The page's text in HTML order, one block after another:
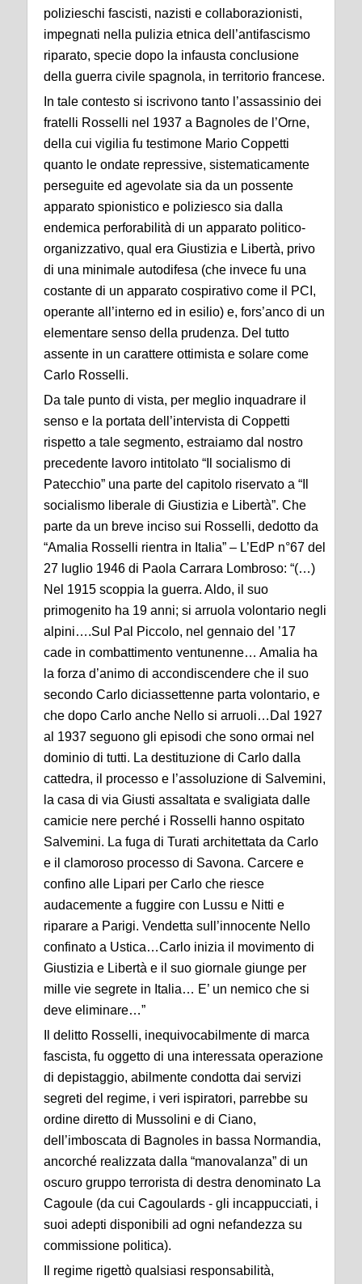
polizieschi fascisti, nazisti e collaborazionisti,
impegnati nella pulizia etnica dell’antifascismo
riparato, specie dopo la infausta conclusione
della guerra civile spagnola, in territorio francese.
In tale contesto si iscrivono tanto l’assassinio dei
fratelli Rosselli nel 1937 a Bagnoles de l’Orne,
della cui vigilia fu testimone Mario Coppetti
quanto le ondate repressive, sistematicamente
perseguite ed agevolate sia da un possente
apparato spionistico e poliziesco sia dalla
endemica perforabilità di un apparato politico-
organizzativo, qual era Giustizia e Libertà, privo
di una minimale autodifesa (che invece fu una
costante di un apparato cospirativo come il PCI,
operante all’interno ed in esilio) e, fors’anco di un
elementare senso della prudenza. Del tutto
assente in un carattere ottimista e solare come
Carlo Rosselli.
Da tale punto di vista, per meglio inquadrare il
senso e la portata dell’intervista di Coppetti
rispetto a tale segmento, estraiamo dal nostro
precedente lavoro intitolato “Il socialismo di
Patecchio” una parte del capitolo riservato a “Il
socialismo liberale di Giustizia e Libertà”. Che
parte da un breve inciso sui Rosselli, dedotto da
“Amalia Rosselli rientra in Italia” – L’EdP n°67 del
27 luglio 1946 di Paola Carrara Lombroso: “(…)
Nel 1915 scoppia la guerra. Aldo, il suo
primogenito ha 19 anni; si arruola volontario negli
alpini….Sul Pal Piccolo, nel gennaio del ’17
cade in combattimento ventunenne… Amalia ha
la forza d’animo di accondiscendere che il suo
secondo Carlo diciassettenne parta volontario, e
che dopo Carlo anche Nello si arruoli…Dal 1927
al 1937 seguono gli episodi che sono ormai nel
dominio di tutti. La destituzione di Carlo dalla
cattedra, il processo e l’assoluzione di Salvemini,
la casa di via Giusti assaltata e svaligiata dalle
camicie nere perché i Rosselli hanno ospitato
Salvemini. La fuga di Turati architettata da Carlo
e il clamoroso processo di Savona. Carcere e
confino alle Lipari per Carlo che riesce
audacemente a fuggire con Lussu e Nitti e
riparare a Parigi. Vendetta sull’innocente Nello
confinato a Ustica…Carlo inizia il movimento di
Giustizia e Libertà e il suo giornale giunge per
mille vie segrete in Italia… E’ un nemico che si
deve eliminare…”
Il delitto Rosselli, inequivocabilmente di marca
fascista, fu oggetto di una interessata operazione
di depistaggio, abilmente condotta dai servizi
segreti del regime, i veri ispiratori, parrebbe su
ordine diretto di Mussolini e di Ciano,
dell’imboscata di Bagnoles in bassa Normandia,
ancorché realizzata dalla “manovalanza” di un
oscuro gruppo terrorista di destra denominato La
Cagoule (da cui Cagoulards - gli incappucciati, i
suoi adepti disponibili ad ogni nefandezza su
commissione politica).
Il regime rigettò qualsiasi responsabilità,